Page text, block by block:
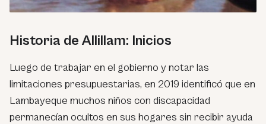
Historia de Allillam: Inicios
Luego de trabajar en el gobierno y notar las
limitaciones presupuestarias, en 2019 identificó que en
Lambayeque muchos niños con discapacidad
permanecían ocultos en sus hogares sin recibir ayuda